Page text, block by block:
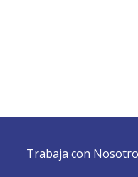
Trabaja con